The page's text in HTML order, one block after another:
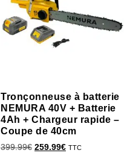
Tronçonneuse à batterie
NEMURA 40V + Batterie
4Ah + Chargeur rapide –
Coupe de 40cm
399.99€ 259.99€ TTC